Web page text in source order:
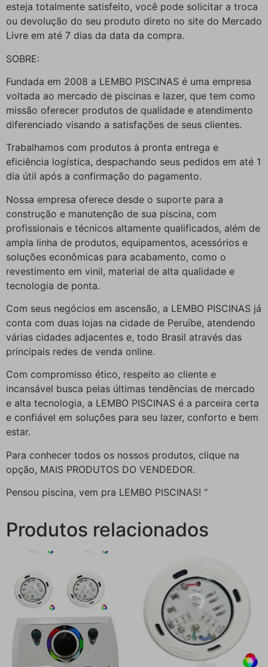
esteja totalmente satisfeito, você pode solicitar a troca
ou devolução do seu produto direto no site do Mercado
Livre em até 7 dias da data da compra.
SOBRE:
Fundada em 2008 a LEMBO PISCINAS é uma empresa
voltada ao mercado de piscinas e lazer, que tem como
missão oferecer produtos de qualidade e atendimento
diferenciado visando a satisfações de seus clientes.
Trabalhamos com produtos à pronta entrega e
eficiência logística, despachando seus pedidos em até 1
dia útil após a confirmação do pagamento.
Nossa empresa oferece desde o suporte para a
construção e manutenção de sua piscina, com
profissionais e técnicos altamente qualificados, além de
ampla linha de produtos, equipamentos, acessórios e
soluções econômicas para acabamento, como o
revestimento em vinil, material de alta qualidade e
tecnologia de ponta.
Com seus negócios em ascensão, a LEMBO PISCINAS já
conta com duas lojas na cidade de Peruíbe, atendendo
várias cidades adjacentes e, todo Brasil através das
principais redes de venda online.
Com compromisso ético, respeito ao cliente e
incansável busca pelas últimas tendências de mercado
e alta tecnologia, a LEMBO PISCINAS é a parceira certa
e confiável em soluções para seu lazer, conforto e bem
estar.
Para conhecer todos os nossos produtos, clique na
opção, MAIS PRODUTOS DO VENDEDOR.
Pensou piscina, vem pra LEMBO PISCINAS! “
Produtos relacionados